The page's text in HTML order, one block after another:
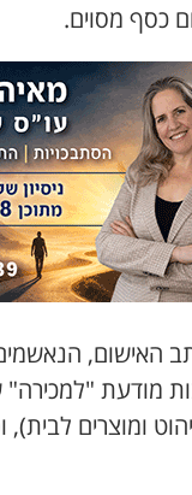
כסף מסוים.
האישום,
מודעת "למכירה"
ומוצרים